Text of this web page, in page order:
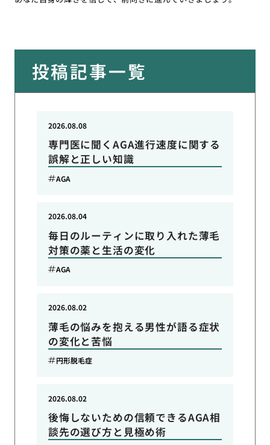
投稿記事一覧
専門医に聞くAGA進行速度に関する
誤解と正しい知識
2026.08.08
AGA
毎日のルーティンに取り入れた薄毛
対策の薬と生活の変化
2026.08.04
AGA
薄毛の悩みを抱える男性が語る症状
の変化と苦悩
2026.08.02
円形脱毛症
後悔しないための信頼できるAGA相
談先の選び方と見極め術
2026.08.02